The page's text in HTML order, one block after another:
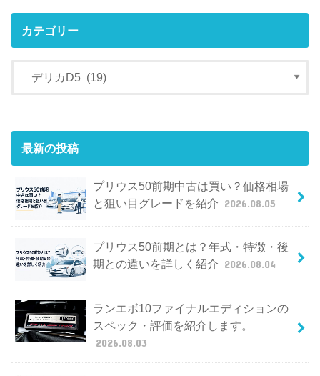
カテゴリー
最新の投稿
プリウス50前期中古は買い？価格相場
と狙い目グレードを紹介 2026.08.05
プリウス50前期とは？年式・特徴・後
期との違いを詳しく紹介 2026.08.04
ランエボ10ファイナルエディションの
スペック・評価を紹介します。
2026.08.03